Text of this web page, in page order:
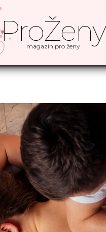
ProŽeny
magazín pro ženy